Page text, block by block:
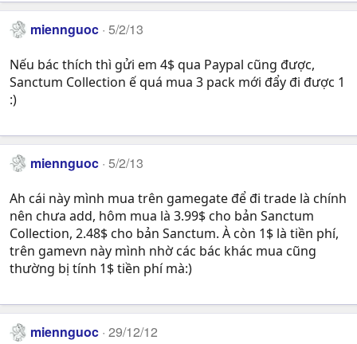
miennguoc 5/2/13
Nếu bác thích thì gửi em 4$ qua Paypal cũng được,
Sanctum Collection ế quá mua 3 pack mới đẩy đi được 1
:)
miennguoc 5/2/13
Ah cái này mình mua trên gamegate để đi trade là chính
nên chưa add, hôm mua là 3.99$ cho bản Sanctum
Collection, 2.48$ cho bản Sanctum. À còn 1$ là tiền phí,
trên gamevn này mình nhờ các bác khác mua cũng
thường bị tính 1$ tiền phí mà:)
miennguoc 29/12/12